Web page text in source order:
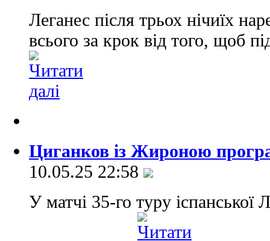
Леганес після трьох нічиїх
всього за крок від того, щоб
Циганков із Жироною
10.05.25 22:58
У матчі 35-го туру